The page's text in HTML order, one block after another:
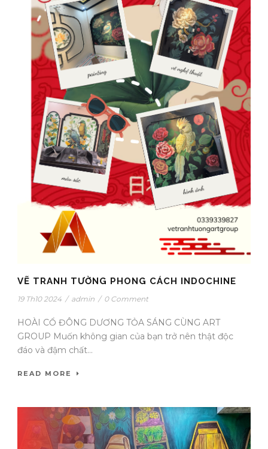
VẼ TRANH TƯỜNG PHONG CÁCH INDOCHINE
19 Th10 2024 / admin / 0 Comment
HOÀI CỔ ĐÔNG DƯƠNG TỎA SÁNG CÙNG ART
GROUP Muốn không gian của bạn trở nên thật độc
đáo và đậm chất...
READ MORE